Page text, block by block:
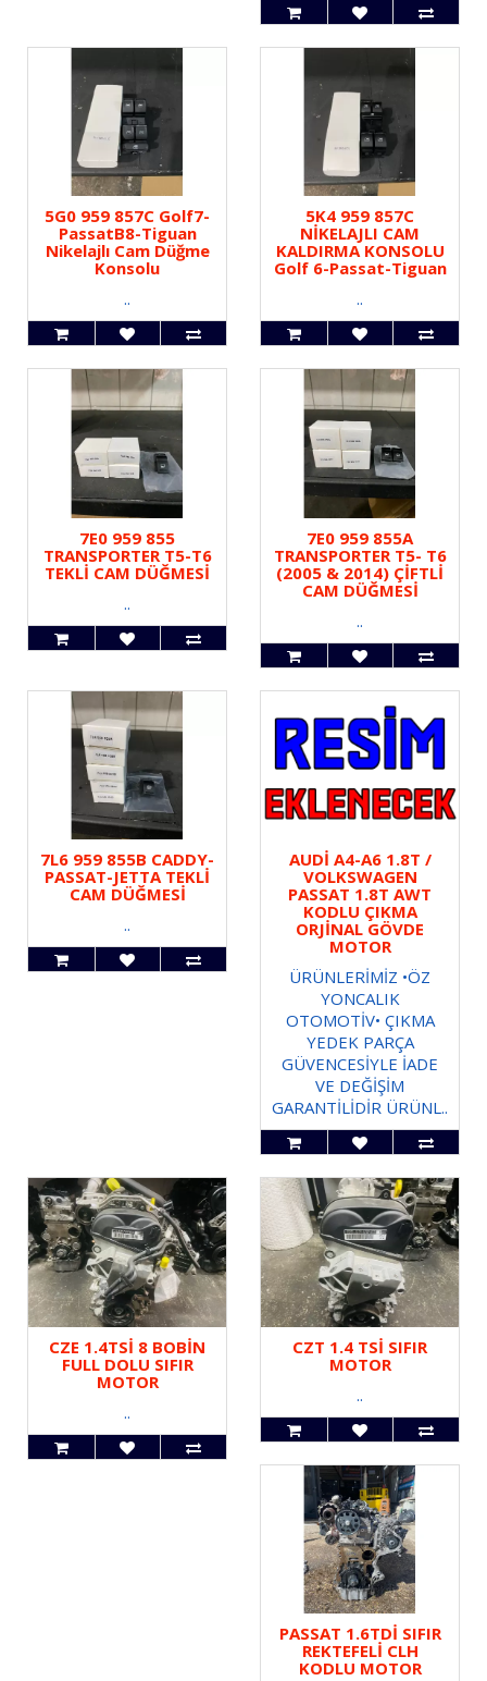
5G0 959 857C Golf7-
PassatB8-Tiguan
Nikelajlı Cam Düğme
Konsolu
..
5K4 959 857C
NİKELAJLI CAM
KALDIRMA KONSOLU
Golf 6-Passat-Tiguan
..
7E0 959 855
TRANSPORTER T5-T6
TEKLİ CAM DÜĞMESİ
..
7E0 959 855A
TRANSPORTER T5- T6
(2005 & 2014) ÇİFTLİ
CAM DÜĞMESİ
..
7L6 959 855B CADDY-
PASSAT-JETTA TEKLİ
CAM DÜĞMESİ
..
AUDİ A4-A6 1.8T /
VOLKSWAGEN
PASSAT 1.8T AWT
KODLU ÇIKMA
ORJİNAL GÖVDE
MOTOR
ÜRÜNLERİMİZ •ÖZ
YONCALIK
OTOMOTİV• ÇIKMA
YEDEK PARÇA
GÜVENCESİYLE İADE
VE DEĞİŞİM
GARANTİLİDİR ÜRÜNL..
CZE 1.4TSİ 8 BOBİN
FULL DOLU SIFIR
MOTOR
..
CZT 1.4 TSİ SIFIR
MOTOR
..
PASSAT 1.6TDİ SIFIR
REKTEFELİ CLH
KODLU MOTOR